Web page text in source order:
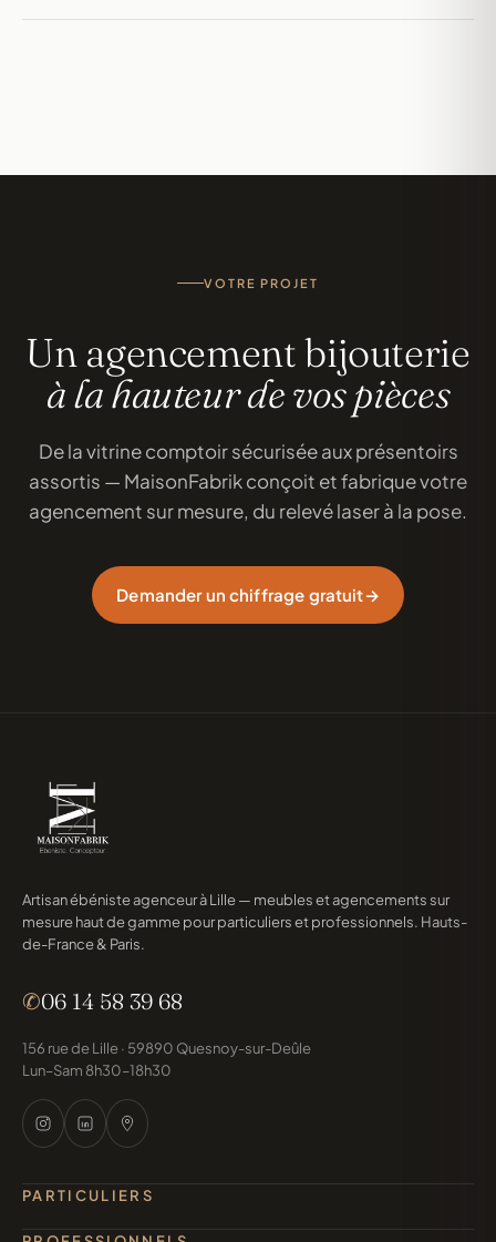
VOTRE PROJET
Un agencement bijouterie
à la hauteur de vos pièces
De la vitrine comptoir sécurisée aux présentoirs
assortis — MaisonFabrik conçoit et fabrique votre
agencement sur mesure, du relevé laser à la pose.
Demander un chiffrage gratuit
Artisan ébéniste agenceur à Lille — meubles et agencements sur
mesure haut de gamme pour particuliers et professionnels. Hauts-
de-France & Paris.
✆06 14 58 39 68
156 rue de Lille · 59890 Quesnoy-sur-Deûle
Lun–Sam 8h30–18h30
PARTICULIERS